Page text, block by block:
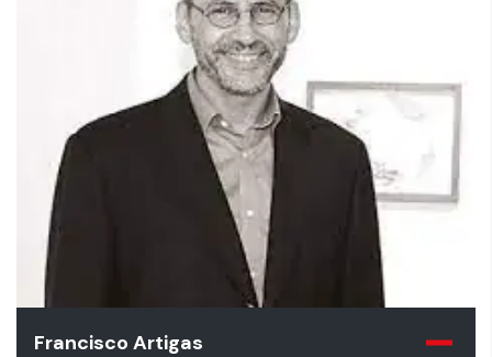
Francisco Artigas